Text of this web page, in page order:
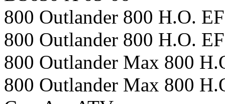
800 Outlander 800 H.O.
800 Outlander 800 H.O.
800 Outlander Max 800
800 Outlander Max 800